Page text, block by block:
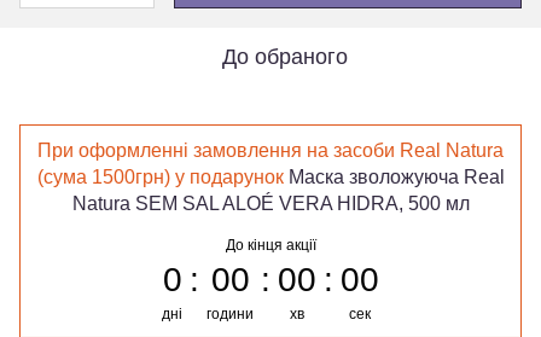
До обраного
При оформленні замовлення на засоби Real Natura
(сума 1500грн) у подарунок Маска зволожуюча Real
Natura SEM SAL ALOÉ VERA HIDRA, 500 мл
До кінця акції
0
дні
00
години
00
хв
00
сек